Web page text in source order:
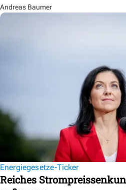
Andreas Baumer
Energiegesetze-Ticker
Reiches